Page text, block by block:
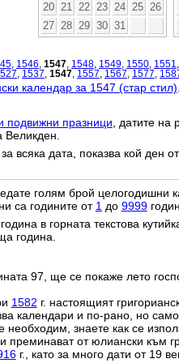
20
21 22 23 24 25
26
27
28 29 30 31
1546 1547 1548 1549 1550 1551
1537 1547 1557 1567 1577
календар за 1547 (стар стил)
подвижни празници , датите
Великден.
всяка дата, показва кой ден
голям брой целогодишни
са годините от 1до 9999
в горната текстова
година.
97, ще се покаже лето
1582 г. настоящият
календари и по-рано, но
необходим, знаете как се
преминават от юлиански към
г., като за много дати от 19